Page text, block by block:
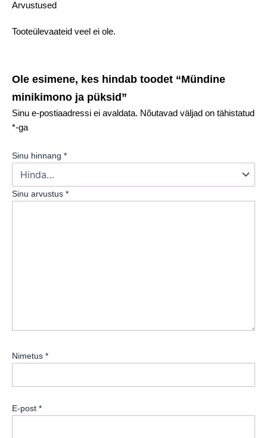
Arvustused
Tooteülevaateid veel ei ole.
Ole esimene, kes hindab toodet “Mündine
minikimono ja püksid”
Sinu e-postiaadressi ei avaldata. Nõutavad väljad on tähistatud
*-ga
Sinu hinnang *
Sinu arvustus *
Nimetus *
E-post *